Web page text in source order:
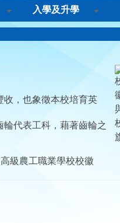
入學及升學
收，也象徵本校培育英
輪代表工科，藉著齒輪之
高級農工職業學校校徽